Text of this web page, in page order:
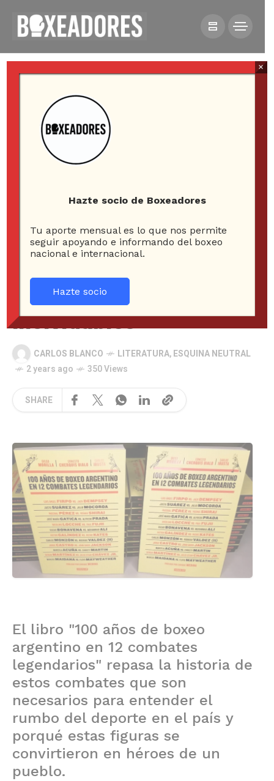
ESQUINA NEUTRAL
EN DOCE COMBATES INOLVIDABLES
Libro repasa la historia
del boxeo argentino en
doce combates
inolvidables
CARLOS BLANCO LITERATURA,ESQUINA NEUTRAL
2 years ago
350 Views
SHARE
El libro "100 años de boxeo
argentino en 12 combates
legendarios" repasa la historia de
estos combates que son
necesarios para entender el
rumbo del deporte en el país y
porqué estas figuras se
convirtieron en héroes de un
pueblo.
Hazte socio de Boxeadores
Tu aporte mensual es lo que nos permite
seguir apoyando e informando del boxeo
nacional e internacional.
Hazte socio
×